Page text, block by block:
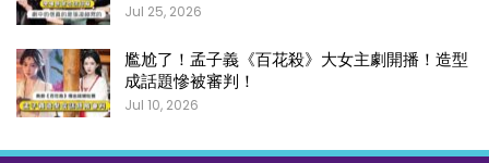
Jul 25, 2026
尷尬了！孟子義《百花殺》大女主劇開播！造型
成話題慘被審判！
Jul 10, 2026